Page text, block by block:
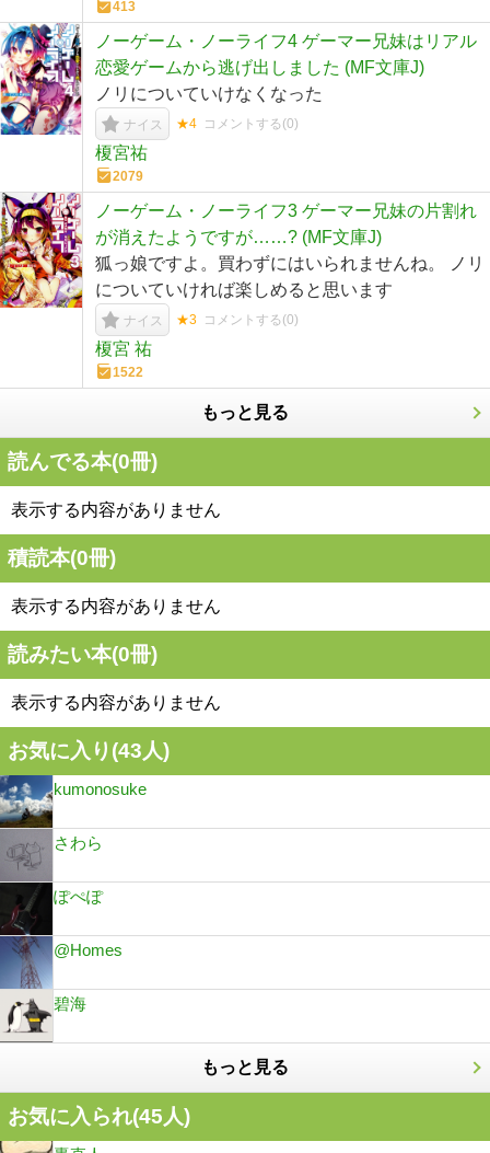
413
ノーゲーム・ノーライフ4 ゲーマー兄妹はリアル
恋愛ゲームから逃げ出しました (MF文庫J)
ノリについていけなくなった
ナイス ★4 コメントする(0)
榎宮祐
2079
ノーゲーム・ノーライフ3 ゲーマー兄妹の片割れ
が消えたようですが……? (MF文庫J)
狐っ娘ですよ。買わずにはいられませんね。 ノリ
についていければ楽しめると思います
ナイス ★3 コメントする(0)
榎宮 祐
1522
もっと見る
読んでる本(0冊)
表示する内容がありません
積読本(0冊)
表示する内容がありません
読みたい本(0冊)
表示する内容がありません
お気に入り(43人)
kumonosuke
さわら
ぽぺぽ
@Homes
碧海
もっと見る
お気に入られ(45人)